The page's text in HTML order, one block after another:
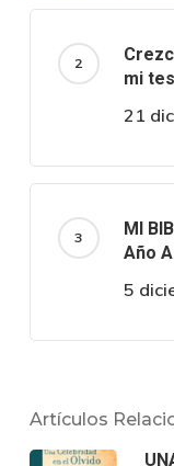
mi
21
MI
Año
5
Artículos